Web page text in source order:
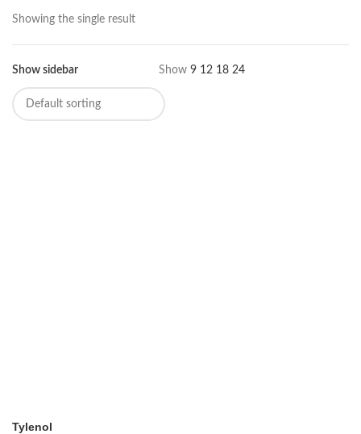
Showing the single result
Show sidebar Show 9 12 18 24
Tylenol